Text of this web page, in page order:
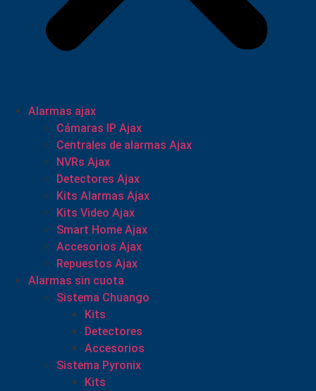
Alarmas ajax
Cámaras IP Ajax
Centrales de alarmas Ajax
NVRs Ajax
Detectores Ajax
Kits Alarmas Ajax
Kits Video Ajax
Smart Home Ajax
Accesorios Ajax
Repuestos Ajax
Alarmas sin cuota
Sistema Chuango
Kits
Detectores
Accesorios
Sistema Pyronix
Kits